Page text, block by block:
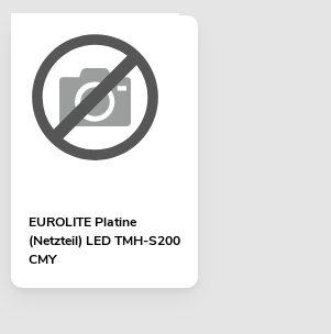
EUROLITE Platine
(Netzteil) LED TMH-S200
CMY